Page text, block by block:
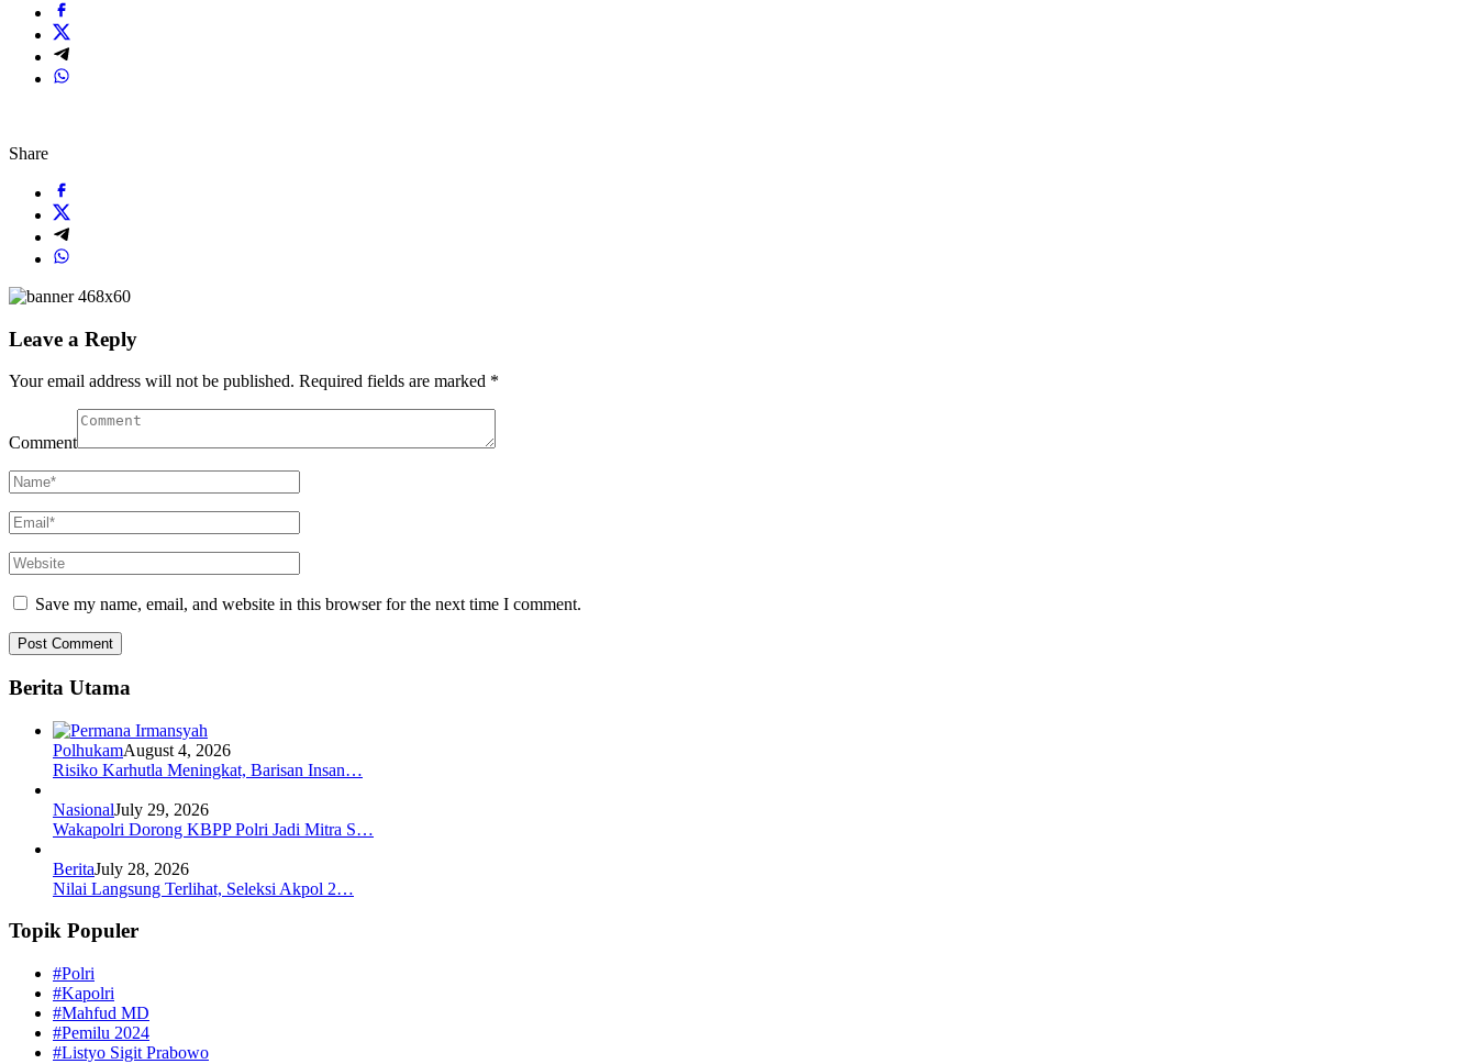
Share
Leave a Reply
Your email address will not be published. Required fields are marked *
Comment
Save my name, email, and website in this browser for the next time I comment.
Berita Utama
PolhukamAugust 4, 2026
Risiko Karhutla Meningkat, Barisan Insan…
NasionalJuly 29, 2026
Wakapolri Dorong KBPP Polri Jadi Mitra S…
BeritaJuly 28, 2026
Nilai Langsung Terlihat, Seleksi Akpol 2…
Topik Populer
#Polri
#Kapolri
#Mahfud MD
#Pemilu 2024
#Listyo Sigit Prabowo